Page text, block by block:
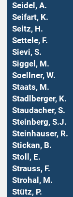
Seidel, A.
Seifart, K.
Seitz, H.
Settele, F.
Sievi, S.
Siggel, M.
Soellner, W.
Staats, M.
Stadlberger, K.
Staudacher, S.
Steinberg, S.J.
Steinhauser, R.
Stickan, B.
Stoll, E.
Strauss, F.
Strohal, M.
Stütz, P.